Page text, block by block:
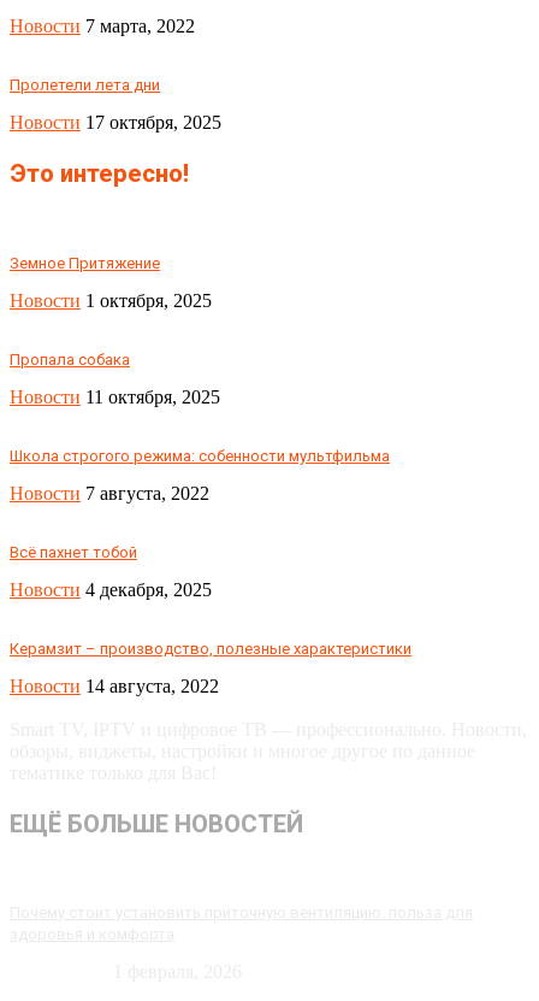
Новости 7 марта, 2022
Пролетели лета дни
Новости 17 октября, 2025
Это интересно!
Земное Притяжение
Новости 1 октября, 2025
Пропала собака
Новости 11 октября, 2025
Школа строгого режима: собенности мультфильма
Новости 7 августа, 2022
Всё пахнет тобой
Новости 4 декабря, 2025
Керамзит – производство, полезные характеристики
Новости 14 августа, 2022
ЕЩЁ БОЛЬШЕ НОВОСТЕЙ